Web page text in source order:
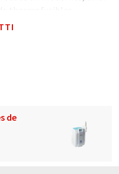
métalliques et
LUMITOS propose
un plus large
Comme cet article a été
de